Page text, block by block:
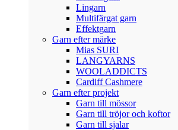
Lingarn
Multifärgat garn
Effektgarn
Garn efter märke
Mias SURI
LANGYARNS
WOOLADDICTS
Cardiff Cashmere
Garn efter projekt
Garn till mössor
Garn till tröjor och koftor
Garn till sjalar